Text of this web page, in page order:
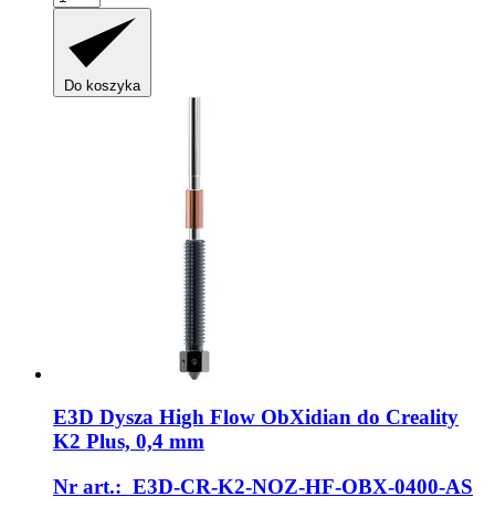
Do koszyka
E3D Dysza High Flow ObXidian do Creality
K2 Plus, 0,4 mm
Nr art.: E3D-CR-K2-NOZ-HF-OBX-0400-AS